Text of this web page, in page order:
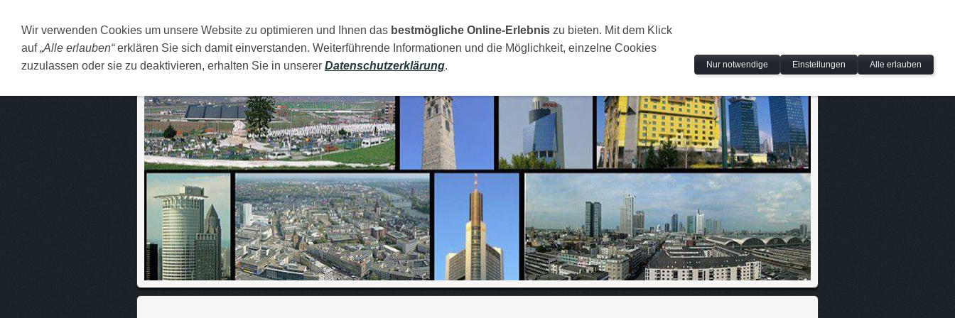
DEUTSCH O MENI FAMILIJA MOJI GRADOVI RAJA FOTOS LINKOVI
Wir verwenden Cookies um unsere Website zu optimieren und Ihnen das bestmögliche Online-Erlebnis zu bieten. Mit dem Klick
auf„Alle erlauben“erklären Sie sich damit einverstanden. Weiterführende Informationen und die Möglichkeit, einzelne Cookies
zuzulassen oder sie zu deaktivieren, erhalten Sie in unserer Datenschutzerklärung. Nur notwendige Einstellungen Alle erlauben